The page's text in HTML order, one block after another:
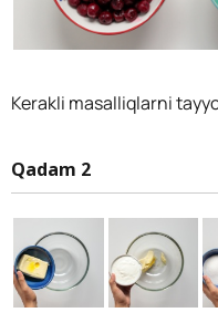
Kerakli masalliqlarni
Qadam 2